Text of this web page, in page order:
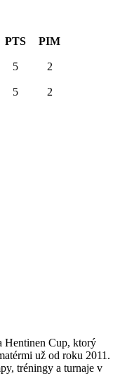
PTS PIM
5 2
5 2
Hentinen Cup, ktorý
už od roku 2011.
tréningy a turnaje v